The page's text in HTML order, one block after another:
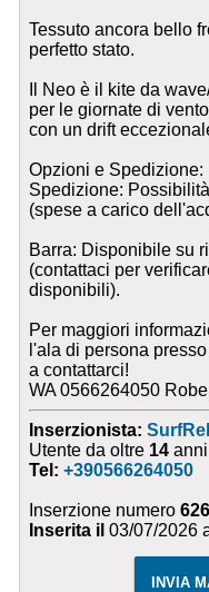
Tessuto ancora bello
perfetto stato.
Il Neo è il kite da
per le giornate di
con un drift
Opzioni e Spedizione:
Spedizione:
(spese a carico
Barra: Disponibile su
(contattaci per
disponibili).
Per maggiori
l'ala di persona
a contattarci!
WA 0566264050
Inserzionista:
Utente da oltre 14 anni
Tel:+390566264050
Inserzione numero
Inserita il 03/07/2026
INVIA